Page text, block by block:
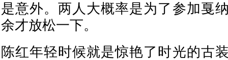
是意外。两人大概率是为了参加戛
余才放松一下。
陈红年轻时候就是惊艳了时光的古